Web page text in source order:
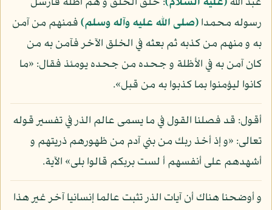
رسوله محمدا(صلى الله عليه وآله وسلم)فمنهم من آمن
به و منهم من كذبه ثم بعثه في الخلق الآخر فآمن به من
كان آمن به في الأظلة و جحده من جحده يومئذ فقال: «ما
كانوا ليؤمنوا بما كذبوا به من قبل».
أقول: قد فصلنا القول في ما يسمى عالم الذر في تفسير قوله
تعالى: «و إذ أخذ ربك من بني آدم من ظهورهم ذريتهم و
أشهدهم على أنفسهم أ لست بربكم قالوا بلى» الآية.
و أوضحنا هناك أن آيات الذر تثبت عالما إنسانيا آخر غير هذا